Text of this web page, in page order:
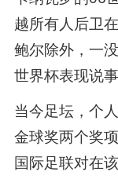
越所有人后卫
鲍尔除外，一
世界杯表现说
当今足坛，个
金球奖两个奖
国际足联对在